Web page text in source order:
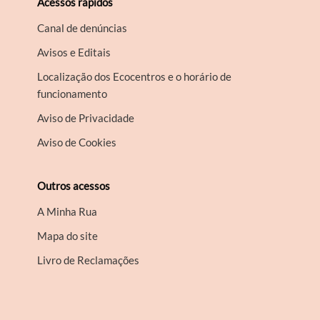
Canal de denúncias
Avisos e Editais
Localização dos Ecocentros e o horário de
funcionamento
Aviso de Privacidade
Aviso de Cookies
Outros acessos
A Minha Rua
Mapa do site
Livro de Reclamações